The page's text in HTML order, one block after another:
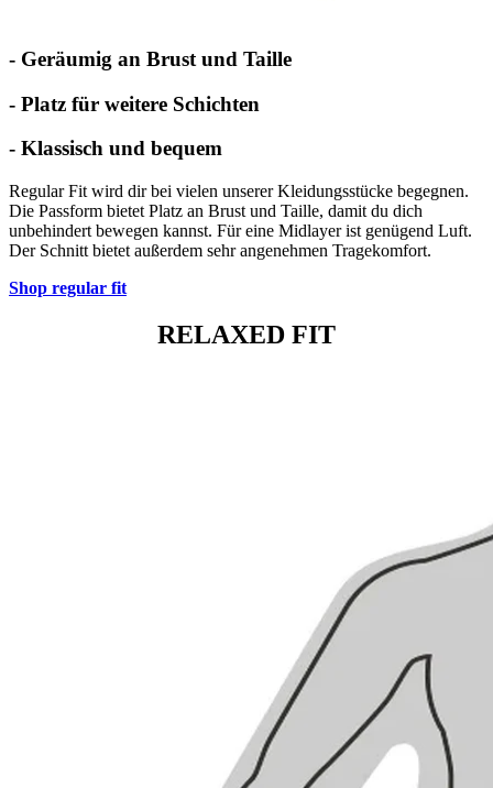
- Geräumig an Brust und Taille
- Platz für weitere Schichten
- Klassisch und bequem
Regular Fit wird dir bei vielen unserer Kleidungsstücke begegnen.
Die Passform bietet Platz an Brust und Taille, damit du dich
unbehindert bewegen kannst. Für eine Midlayer ist genügend Luft.
Der Schnitt bietet außerdem sehr angenehmen Tragekomfort.
Shop regular fit
RELAXED FIT